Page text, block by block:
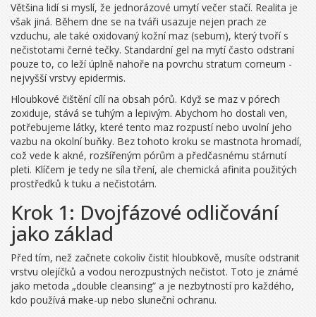
Většina lidí si myslí, že jednorázové umytí večer stačí. Realita je
však jiná. Během dne se na tváři usazuje nejen prach ze
vzduchu, ale také oxidovaný kožní maz (sebum), který tvoří s
nečistotami černé tečky. Standardní gel na mytí často odstraní
pouze to, co leží úplně nahoře na povrchu stratum corneum -
nejvyšší vrstvy epidermis.
Hloubkové čištění cílí na obsah pórů. Když se maz v pórech
zoxiduje, stává se tuhým a lepivým. Abychom ho dostali ven,
potřebujeme látky, které tento maz rozpustí nebo uvolní jeho
vazbu na okolní buňky. Bez tohoto kroku se mastnota hromadí,
což vede k akné, rozšířeným pórům a předčasnému stárnutí
pleti. Klíčem je tedy ne síla tření, ale chemická afinita použitých
prostředků k tuku a nečistotám.
Krok 1: Dvojfázové odličování
jako základ
Před tím, než začnete cokoliv čistit hloubkově, musíte odstranit
vrstvu olejíčků a vodou nerozpustných nečistot. Toto je známé
jako metoda „double cleansing“ a je nezbytností pro každého,
kdo používá make-up nebo sluneční ochranu.